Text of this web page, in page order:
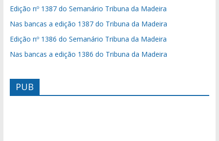
Edição nº 1387 do Semanário Tribuna da Madeira
Nas bancas a edição 1387 do Tribuna da Madeira
Edição nº 1386 do Semanário Tribuna da Madeira
Nas bancas a edição 1386 do Tribuna da Madeira
PUB